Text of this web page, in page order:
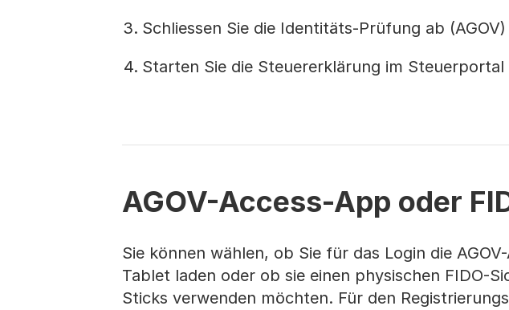
Schliessen Sie die Identitäts-Prüfung ab (AGOV)
Starten Sie die Steuererklärung im Steuerportal
AGOV-Access-App oder
Sie können wählen, ob Sie für das Login die
Tablet laden oder ob sie einen physischen FIDO-
Sticks verwenden möchten. Für den